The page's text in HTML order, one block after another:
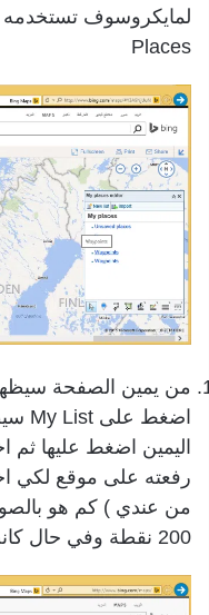
Places
اليمين اضغط عليها ثم
رفعته على موقع لكي
من عندي ) كم هو
200 نقطة وفي حال كانت اكثر فانه يقوم بتقسيمها :